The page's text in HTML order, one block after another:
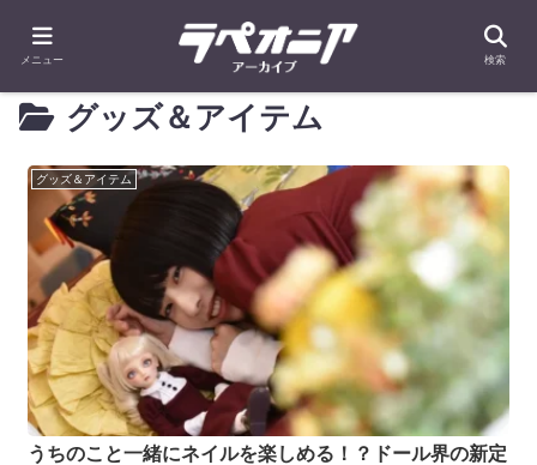
グッズ＆アイテム
グッズ＆アイテム
うちのこと一緒にネイルを楽しめる！？ドール界の新定
メニュー 検索